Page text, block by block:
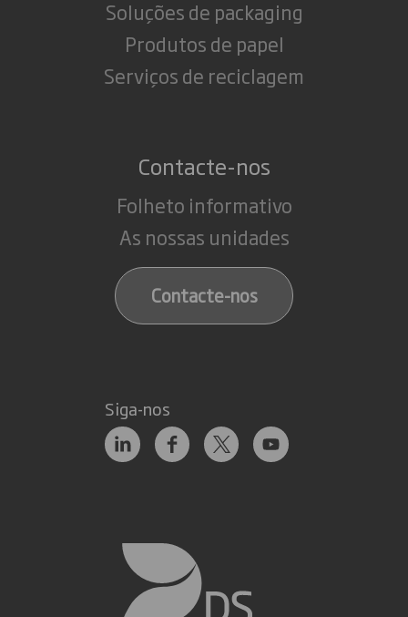
Soluções de packaging
Produtos de papel
Serviços de reciclagem
Contacte-nos
Folheto informativo
As nossas unidades
Contacte-nos
Siga-nos